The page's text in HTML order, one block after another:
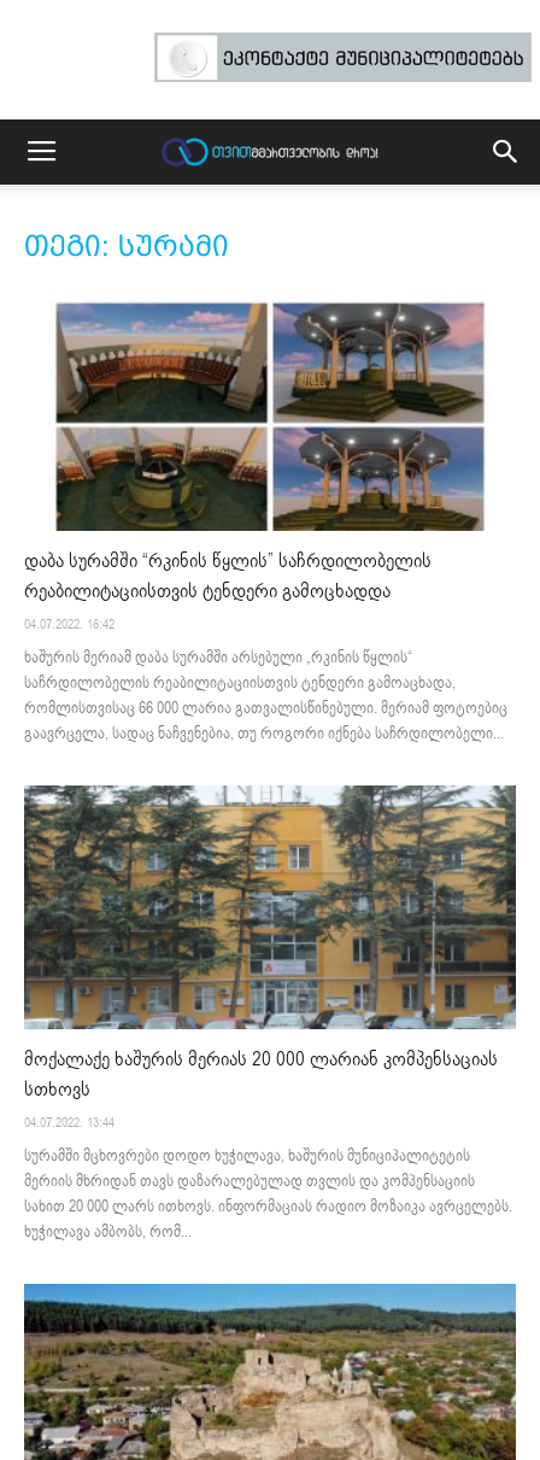
თეგი: სურამი
დაბა სურამში “რკინის წყლის” საჩრდილობელის
რეაბილიტაციისთვის ტენდერი გამოცხადდა
04.07.2022. 16:42
ხაშურის მერიამ დაბა სურამში არსებული „რკინის წყლის“
საჩრდილობელის რეაბილიტაციისთვის ტენდერი გამოაცხადა,
რომლისთვისაც 66 000 ლარია გათვალისწინებული. მერიამ ფოტოებიც
გაავრცელა, სადაც ნაჩვენებია, თუ როგორი იქნება საჩრდილობელი...
მოქალაქე ხაშურის მერიას 20 000 ლარიან კომპენსაციას
სთხოვს
04.07.2022. 13:44
სურამში მცხოვრები დოდო ხუჭილავა, ხაშურის მუნიციპალიტეტის
მერიის მხრიდან თავს დაზარალებულად თვლის და კომპენსაციის
სახით 20 000 ლარს ითხოვს. ინფორმაციას რადიო მოზაიკა ავრცელებს.
ხუჭილავა ამბობს, რომ...